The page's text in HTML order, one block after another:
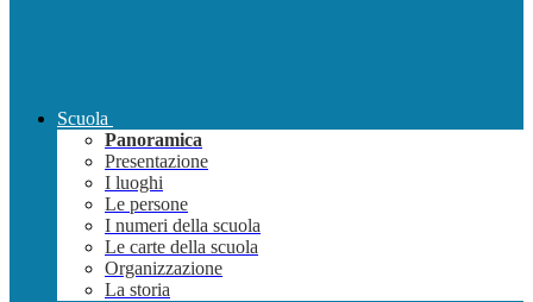
Scuola
Panoramica
Presentazione
I luoghi
Le persone
I numeri della scuola
Le carte della scuola
Organizzazione
La storia